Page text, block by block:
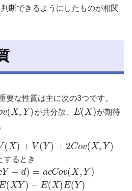
断できるようにしたものが相関
要な性質は主に次の3つです。
v(X, Y) が共分散、 E(X)が期待
(X) + V ( Y) + 2Cov(X, Y)
する と き
Y + d) = acCov(X, Y)
(XY) − E(X)E(Y)